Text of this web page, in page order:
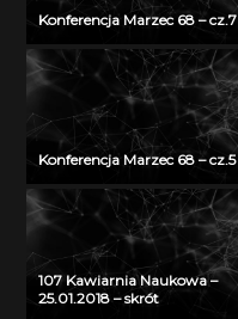
Konferencja Marzec 68 – cz.7
Konferencja Marzec 68 – cz.5
107 Kawiarnia Naukowa –
25.01.2018 – skrót